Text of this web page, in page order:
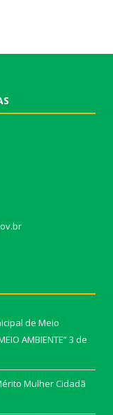
de Meio
AMBIENTE”3 de
Mulher Cidadã